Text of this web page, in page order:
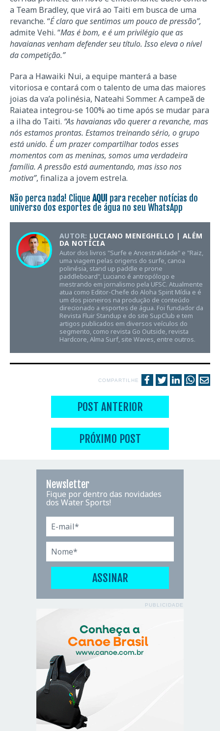
a Team Bradley, que virá ao Taiti em busca de uma
revanche. “É claro que sentimos um pouco de pressão”,
admite Vehi. “Mas é bom, e é um privilégio que as
havaianas venham defender seu título. Isso eleva o nível
da competição.”
Para a Hawaiki Nui, a equipe manterá a base
vitoriosa e contará com o talento de uma das maiores
joias da va’a polinésia, Nateahi Sommer. A campeã de
Raiatea integrou-se 100% ao time após se mudar para
a ilha do Taiti. “As havaianas vão querer a revanche, mas
nós estamos prontas. Estamos treinando sério, o grupo
está unido. É um prazer compartilhar todos esses
momentos com as meninas, somos uma verdadeira
família. A pressão está aumentando, mas isso nos
motiva”, finaliza a jovem estrela.
Não perca nada! Clique AQUI para receber notícias do
universo dos esportes de água no seu WhatsApp
AUTOR: LUCIANO MENEGHELLO | ALÉM
DA NOTÍCIA
Autor dos livros "Surfe e Ancestralidade" e "Raiz,
uma viagem pelas origens do surfe, canoa
polinésia, stand up paddle e prone
paddleboard", Luciano é antropólogo e
mestrando em jornalismo pela UFSC. Atualmente
atua como Editor-Chefe do Aloha Spirit Mídia e é
um dos pioneiros na produção de conteúdo
direcionado a esportes de água. Foi fundador da
Revista Fluir Standup e do site SupClub e tem
artigos publicados em diversos veículos do
segmento, como revista Go Outside, revista
Hardcore, Alma Surf, site Waves, entre outros.
COMPARTILHE
POST ANTERIOR
PRÓXIMO POST
Newsletter
Fique por dentro das novidades
dos Water Sports!
PUBLICIDADE